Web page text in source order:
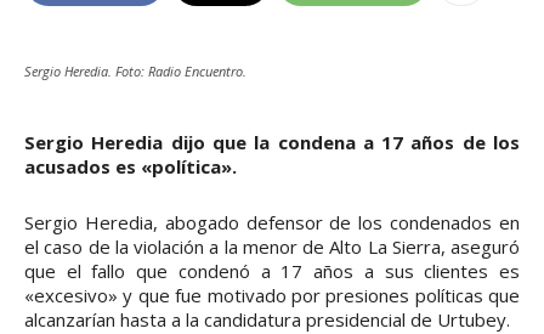
Sergio Heredia. Foto: Radio Encuentro.
Sergio Heredia dijo que la condena a 17 años de los
acusados es «política».
Sergio Heredia, abogado defensor de los condenados en
el caso de la violación a la menor de Alto La Sierra, aseguró
que el fallo que condenó a 17 años a sus clientes es
«excesivo» y que fue motivado por presiones políticas que
alcanzarían hasta a la candidatura presidencial de Urtubey.